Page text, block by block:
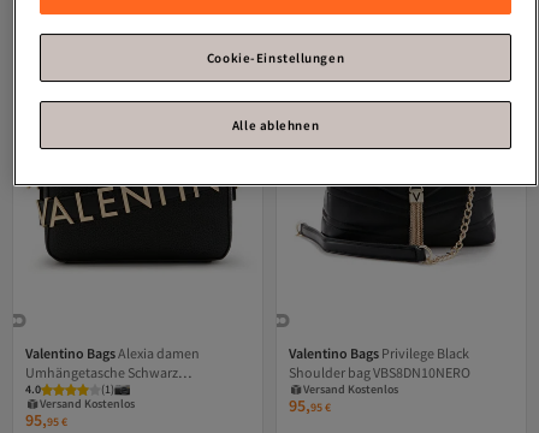
Valentino BagsAlexia damen
Umhängetasche Schwarz
VBS5A809NERO
4.0 (1)
Versand Kostenlos
Gratis Versand
Versand Kostenlos
95,95€
Valentino Bags Privilege Black
Shoulder bag VBS8DN10NERO
Versand Kostenlos
Gratis Versand
Versand Kostenlos
95,95€
Cookie-Einstellungen
Alle ablehnen